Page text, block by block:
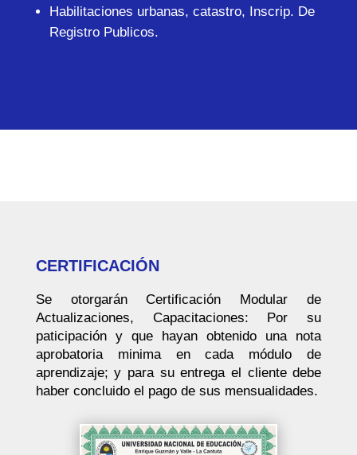
Habilitaciones urbanas, catastro, Inscrip. De
Registro Publicos.
CERTIFICACIÓN
Se otorgarán Certificación Modular de
Actualizaciones, Capacitaciones: Por su
paticipación y que hayan obtenido una nota
aprobatoria minima en cada módulo de
aprendizaje; y para su entrega el cliente debe
haber concluido el pago de sus mensualidades.